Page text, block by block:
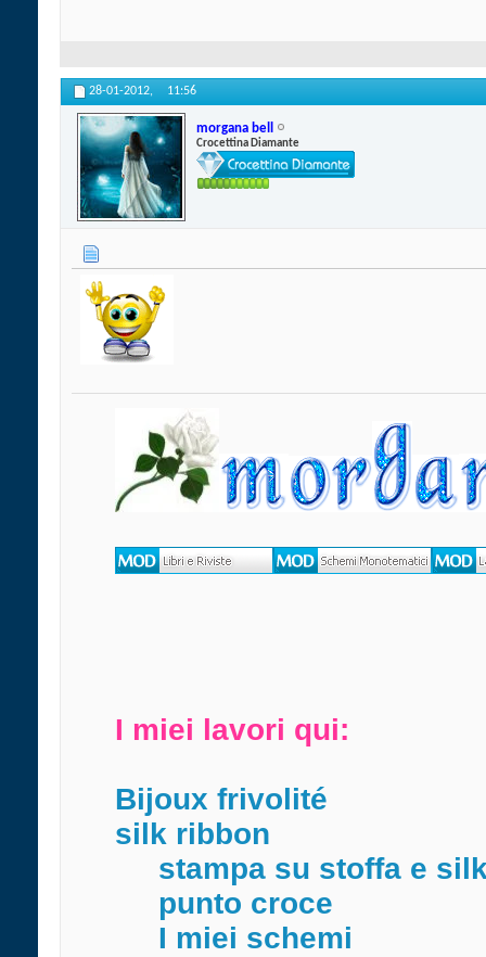
28-01-2012, 11:56
morgana bell
Crocettina Diamante
I miei lavori qui:
Bijoux frivolité
silk ribbon
stampa su stoffa e
punto croce
I miei schemi